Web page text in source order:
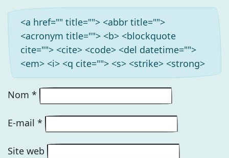
<a href="" title=""> <abbr title="">
<acronym title=""> <b> <blockquote
cite=""> <cite> <code> <del datetime="">
<em> <i> <q cite=""> <s> <strike> <strong>
Nom *
E-mail *
Site web